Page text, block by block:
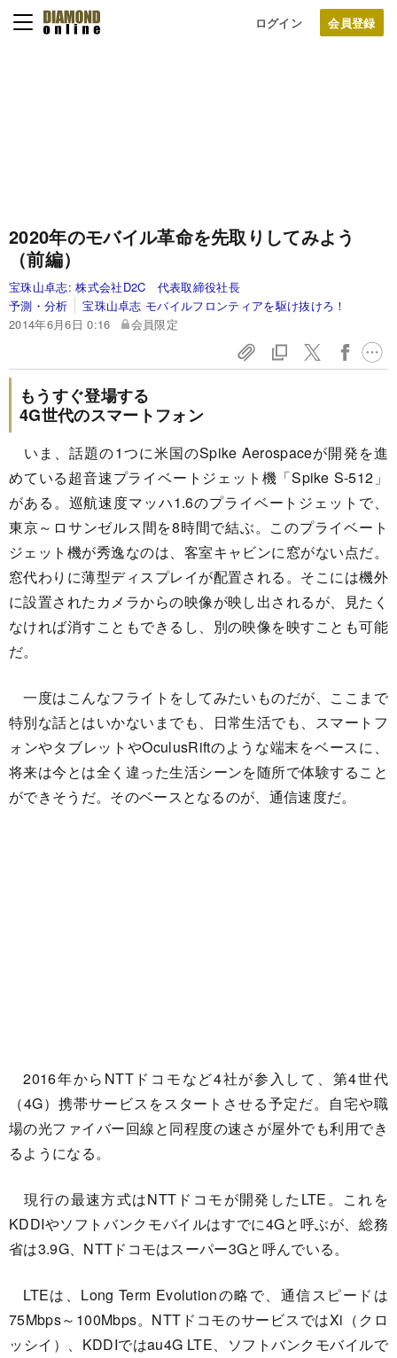
ログイン
2020年のモバイル革命を先取りしてみよう
（前編）
宝珠山卓志:株式会社D2C 代表取締役社長
予測・分析
宝珠山卓志 モバイルフロンティアを駆け抜けろ！
2014年6月6日 0:16
会員限定
もうすぐ登場する
4G世代のスマートフォン
いま、話題の1つに米国のSpike Aerospaceが開発を進
めている超音速プライベートジェット機「Spike S-512」
がある。巡航速度マッハ1.6のプライベートジェットで、
東京～ロサンゼルス間を8時間で結ぶ。このプライベート
ジェット機が秀逸なのは、客室キャビンに窓がない点だ。
窓代わりに薄型ディスプレイが配置される。そこには機外
に設置されたカメラからの映像が映し出されるが、見たく
なければ消すこともできるし、別の映像を映すことも可能
だ。
一度はこんなフライトをしてみたいものだが、ここまで
特別な話とはいかないまでも、日常生活でも、スマートフ
ォンやタブレットやOculusRiftのような端末をベースに、
将来は今とは全く違った生活シーンを随所で体験すること
ができそうだ。そのベースとなるのが、通信速度だ。
2016年からNTTドコモなど4社が参入して、第4世代
（4G）携帯サービスをスタートさせる予定だ。自宅や職
場の光ファイバー回線と同程度の速さが屋外でも利用でき
るようになる。
現行の最速方式はNTTドコモが開発したLTE。これを
KDDIやソフトバンクモバイルはすでに4Gと呼ぶが、総務
省は3.9G、NTTドコモはスーパー3Gと呼んでいる。
LTEは、Long Term Evolutionの略で、通信スピードは
75Mbps～100Mbps。NTTドコモのサービスではXi（クロ
ッシイ）、KDDIではau4G LTE、ソフトバンクモバイルで